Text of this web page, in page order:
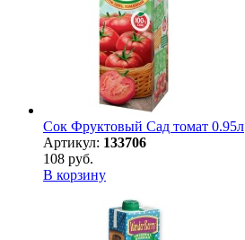
Сок Фруктовый Сад томат 0.95л
Артикул: 133706
108 руб.
В корзину